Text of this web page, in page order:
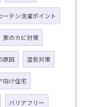
ーテン洗濯ポイント
家のカビ対策
原因 湿気対策
向け住宅
バリアフリー